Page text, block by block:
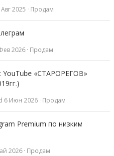
Продам
2025
Продам
2026
YouTube «СТАРОРЕГОВ»
Продам
6 Июн 2026
Premium по низким
Продам
2026